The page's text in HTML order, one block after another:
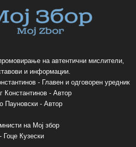
на автентични мислители,
и информации.
- Главен и одговорен уредник
Константинов - Автор
Пауновски - Автор
на Мој збор
- Гоце Кузески